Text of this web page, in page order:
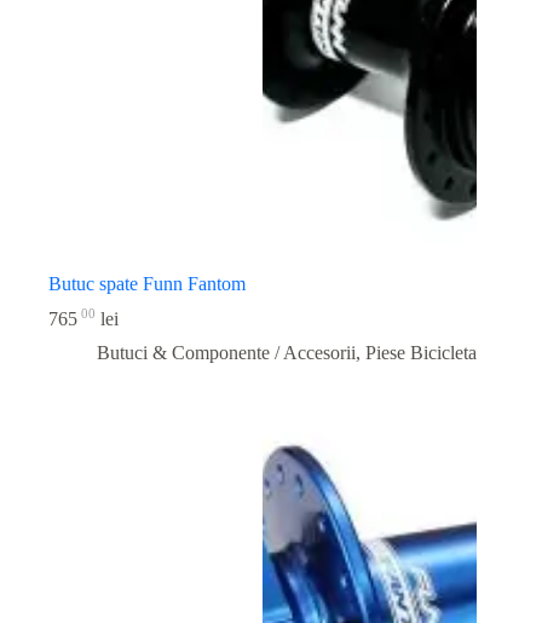
Butuc spate Funn Fantom
765 00 lei
Butuci & Componente / Accesorii, Piese Bicicleta